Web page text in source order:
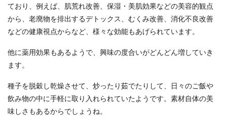
ており、例えば、肌荒れ改善、保湿・美肌効果などの美容的観点
から、老廃物を排出するデトックス、むくみ改善、消化不良改善
などの健康視点からなど、様々な効能もあげられています。
他に薬用効果もあるようで、興味の度合いがどんどん増していき
ます。
種子を脱穀し乾燥させて、炒ったり茹でたりして、日々のご飯や
飲み物の中に手軽に取り入れられていたようです。素材自体の美
味しさもあるからでしょうね。